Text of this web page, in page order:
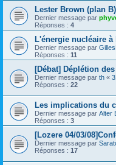
Lester Brown (plan
Dernier message par
Réponses : 4
L'énergie nucléaire
Dernier message par
Réponses : 11
[Débat] Déplétion
Dernier message par th «
Réponses : 22
Les implications du
Dernier message par Alter
Réponses : 3
[Lozere 04/03/
Dernier message par
Réponses : 17